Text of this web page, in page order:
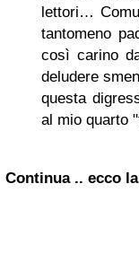
lettori…
tantomeno
così carino
deludere
questa
al mio quarto
Continua .. ecco